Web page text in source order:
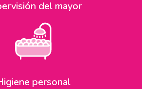
del mayor
personal